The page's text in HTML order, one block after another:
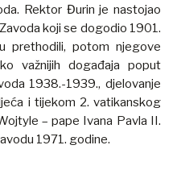
Rektor Đurin je nastojao
koji se dogodio 1901.
prethodili, potom njegove
važnijih događaja poput
1938.-1939., djelovanje
i tijekom 2. vatikanskog
– pape Ivana Pavla II.
1971. godine.